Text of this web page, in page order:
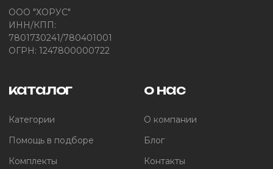
ООО "ХОРУС"
ИНН/КПП:
7801730241/780401001
ОГРН: 1247800000722
каталог
Категории
Помощь в подборе
Комплекты
о нас
О компании
Блог
Контакты